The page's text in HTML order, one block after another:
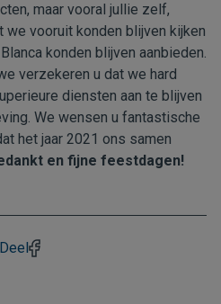
maar vooral jullie zelf,
vooruit konden blijven kijken
konden blijven aanbieden.
verzekeren u dat we hard
diensten aan te blijven
We wensen u fantastische
het jaar 2021 ons samen
en fijne feestdagen!
Deel